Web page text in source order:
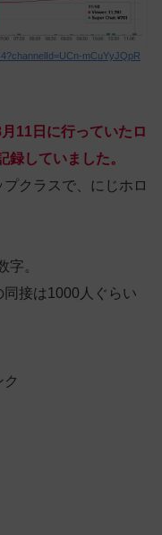
mCuYyJQpR
11日に行っていたロ
録していました。
クラスで、にじホロ
字。
接は1000人ぐらい